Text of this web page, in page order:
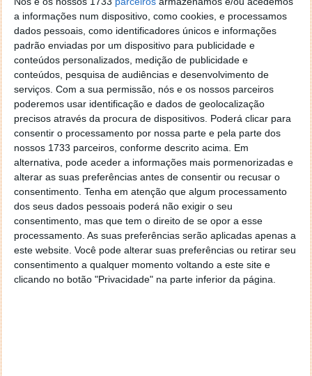
a informações num dispositivo, como cookies, e processamos
dados pessoais, como identificadores únicos e informações
padrão enviadas por um dispositivo para publicidade e
conteúdos personalizados, medição de publicidade e
conteúdos, pesquisa de audiências e desenvolvimento de
serviços. Com a sua permissão, nós e os nossos parceiros
poderemos usar identificação e dados de geolocalização
precisos através da procura de dispositivos. Poderá clicar para
consentir o processamento por nossa parte e pela parte dos
nossos 1733 parceiros, conforme descrito acima. Em
alternativa, pode aceder a informações mais pormenorizadas e
alterar as suas preferências antes de consentir ou recusar o
consentimento. Tenha em atenção que algum processamento
dos seus dados pessoais poderá não exigir o seu
consentimento, mas que tem o direito de se opor a esse
processamento. As suas preferências serão aplicadas apenas a
este website. Você pode alterar suas preferências ou retirar seu
consentimento a qualquer momento voltando a este site e
clicando no botão "Privacidade" na parte inferior da página.
dos videojogos. Mais adiante, acabamos por
descobrir que essa rocha estranha é, na realidade,
Pauline, uma personagem mais conhecida por Super
Mario e que acabará por ter um papel crucial na
aventura de regresso de Donkey Kong à superfície.
No entanto, o Void Kong tem objetivos bem
definidos para ela...
A viagem até à superfície passa por várias camadas
de terreno que, como já devem ter percebido, se
tratam dos variados níveis que este jogo de
plataformas apresenta e que, mais que camadas de
níveis, são camadas de diversão, enquanto
escavamos o nosso caminho para a salvação.